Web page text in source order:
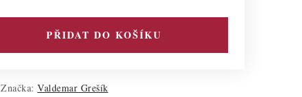
PŘIDAT DO KOŠÍKU
Značka: Valdemar Grešík